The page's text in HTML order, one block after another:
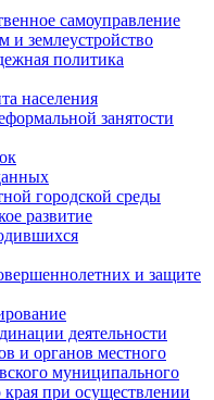
самоуправление
и землеустройство
политика
населения
занятости
городской среды
развитие
и защите
деятельности
и органов местного
муниципального
края при осуществлении